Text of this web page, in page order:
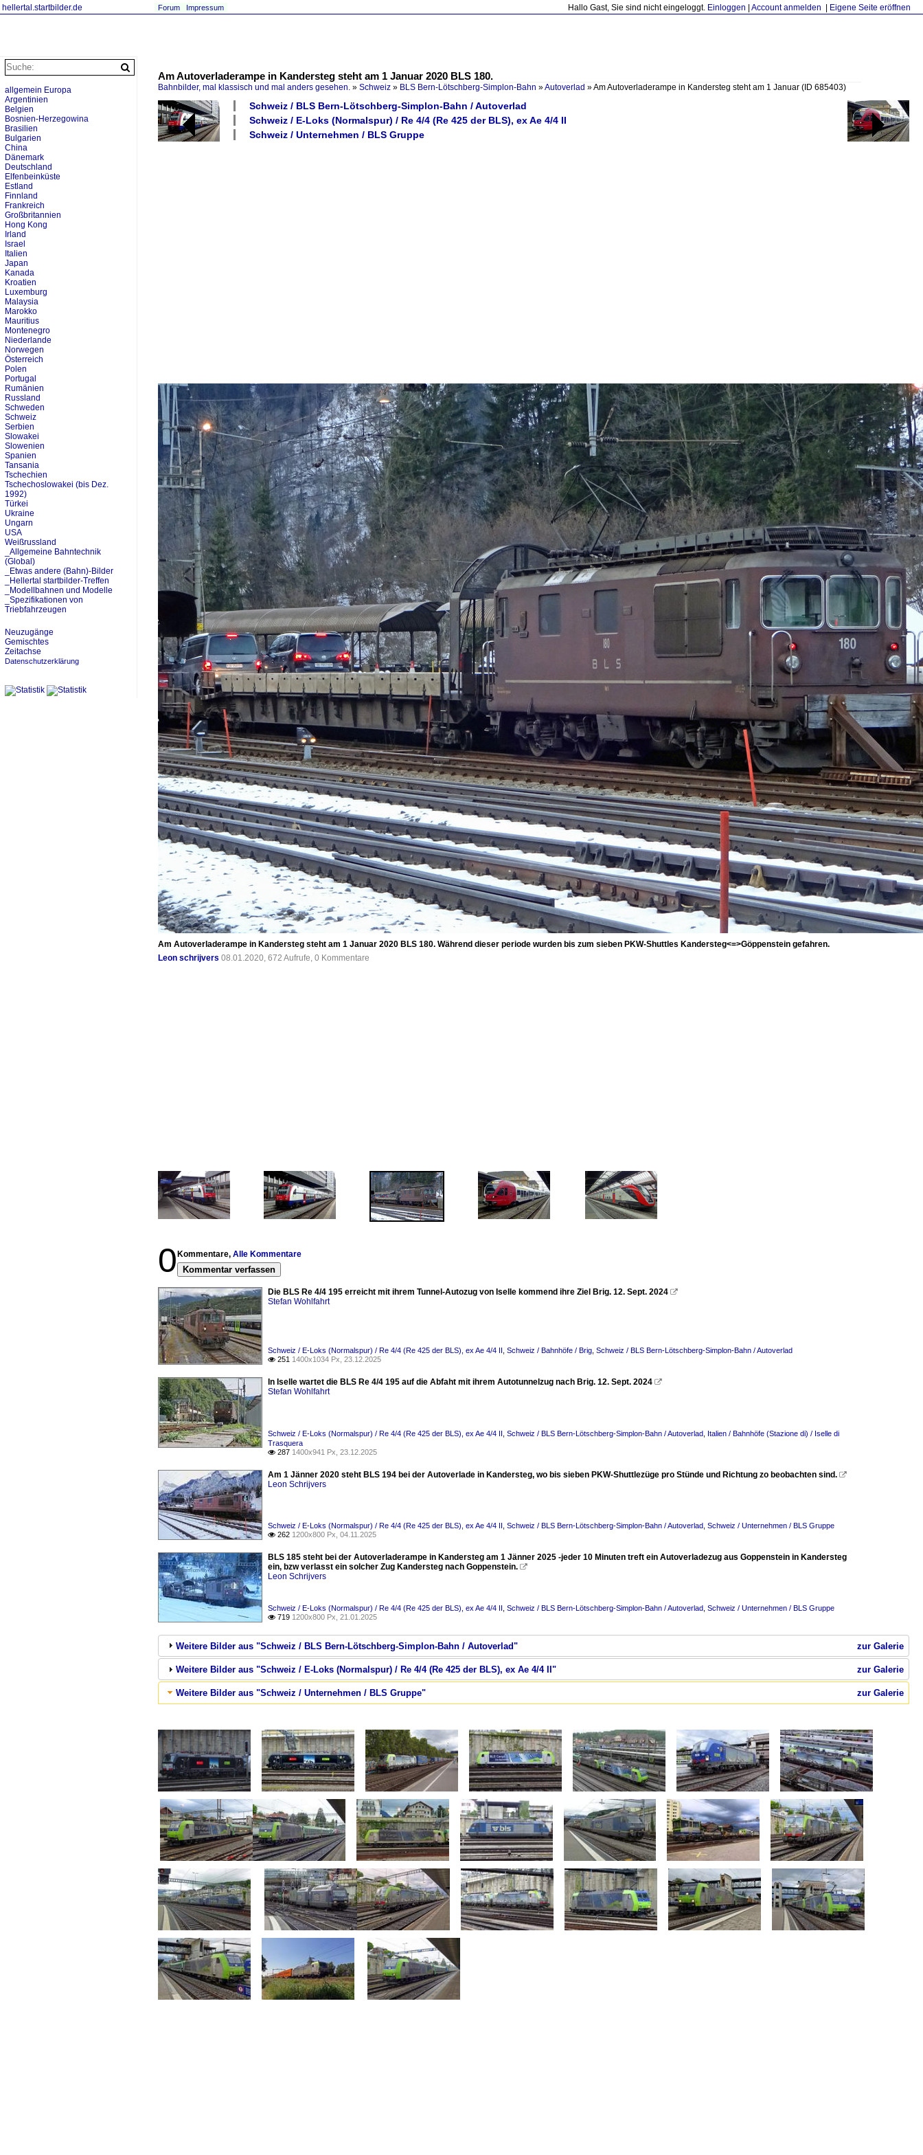
hellertal.startbilder.de Hallo Gast, Sie sind nicht eingeloggt. Einloggen Account anmelden Eigene Seite eröffnen
Forum Impressum
Am Autoverladerampe in Kandersteg steht am 1 Januar 2020 BLS 180.
Bahnbilder, mal klassisch und mal anders gesehen. » Schweiz » BLS Bern-Lötschberg-Simplon-Bahn »Autoverlad »Am Autoverladerampe in Kandersteg steht am 1 Januar (ID 685403)
Schweiz / BLS Bern-Lötschberg-Simplon-Bahn / Autoverlad
Schweiz / E-Loks (Normalspur) / Re 4/4 (Re 425 der BLS), ex Ae 4/4 II
Schweiz / Unternehmen / BLS Gruppe
Am Autoverladerampe in Kandersteg steht am 1 Januar 2020 BLS 180. Während dieser periode wurden bis zum sieben PKW-Shuttles Kandersteg<=>Göppenstein gefahren.
Leon schrijvers 08.01.2020, 672 Aufrufe, 0 Kommentare
0 Kommentare, Alle Kommentare
Kommentar verfassen
Die BLS Re 4/4 195 erreicht mit ihrem Tunnel-Autozug von Iselle kommend ihre Ziel Brig. 12. Sept. 2024 
Stefan Wohlfahrt
Schweiz / E-Loks (Normalspur) / Re 4/4 (Re 425 der BLS), ex Ae 4/4 II Schweiz / Bahnhöfe / Brig Schweiz / BLS Bern-Lötschberg-Simplon-Bahn / Autoverlad
 251 1400x1034 Px, 23.12.2025
In Iselle wartet die BLS Re 4/4 195 auf die Abfaht mit ihrem Autotunnelzug nach Brig. 12. Sept. 2024 
Stefan Wohlfahrt
Schweiz / E-Loks (Normalspur) / Re 4/4 (Re 425 der BLS), ex Ae 4/4 II Schweiz / BLS Bern-Lötschberg-Simplon-Bahn / Autoverlad Italien / Bahnhöfe (Stazione di) / Iselle di
Trasquera
 287 1400x941 Px, 23.12.2025
Am 1 Jänner 2020 steht BLS 194 bei der Autoverlade in Kandersteg, wo bis sieben PKW-Shuttlezüge pro Stünde und Richtung zo beobachten sind. 
Leon Schrijvers
Schweiz / E-Loks (Normalspur) / Re 4/4 (Re 425 der BLS), ex Ae 4/4 II Schweiz / BLS Bern-Lötschberg-Simplon-Bahn / Autoverlad Schweiz / Unternehmen / BLS Gruppe
 262 1200x800 Px, 04.11.2025
BLS 185 steht bei der Autoverladerampe in Kandersteg am 1 Jänner 2025 -jeder 10 Minuten treft ein Autoverladezug aus Goppenstein in Kandersteg
ein, bzw verlasst ein solcher Zug Kandersteg nach Goppenstein. 
Leon Schrijvers
Schweiz / E-Loks (Normalspur) / Re 4/4 (Re 425 der BLS), ex Ae 4/4 II Schweiz / BLS Bern-Lötschberg-Simplon-Bahn / Autoverlad Schweiz / Unternehmen / BLS Gruppe
 719 1200x800 Px, 21.01.2025
zur Galerie
Weitere Bilder aus "Schweiz / BLS Bern-Lötschberg-Simplon-Bahn / Autoverlad"
zur Galerie
Weitere Bilder aus "Schweiz / E-Loks (Normalspur) / Re 4/4 (Re 425 der BLS), ex Ae 4/4 II"
zur Galerie
Weitere Bilder aus "Schweiz / Unternehmen / BLS Gruppe"
allgemein Europa
Argentinien
Belgien
Bosnien-Herzegowina
Brasilien
Bulgarien
China
Dänemark
Deutschland
Elfenbeinküste
Estland
Finnland
Frankreich
Großbritannien
Hong Kong
Irland
Israel
Italien
Japan
Kanada
Kroatien
Luxemburg
Malaysia
Marokko
Mauritius
Montenegro
Niederlande
Norwegen
Österreich
Polen
Portugal
Rumänien
Russland
Schweden
Schweiz
Serbien
Slowakei
Slowenien
Spanien
Tansania
Tschechien
Tschechoslowakei (bis Dez.
1992)
Türkei
Ukraine
Ungarn
USA
Weißrussland
_Allgemeine Bahntechnik
(Global)
_Etwas andere (Bahn)-Bilder
_Hellertal startbilder-Treffen
_Modellbahnen und Modelle
_Spezifikationen von
Triebfahrzeugen
Neuzugänge
Gemischtes
Zeitachse
Datenschutzerklärung